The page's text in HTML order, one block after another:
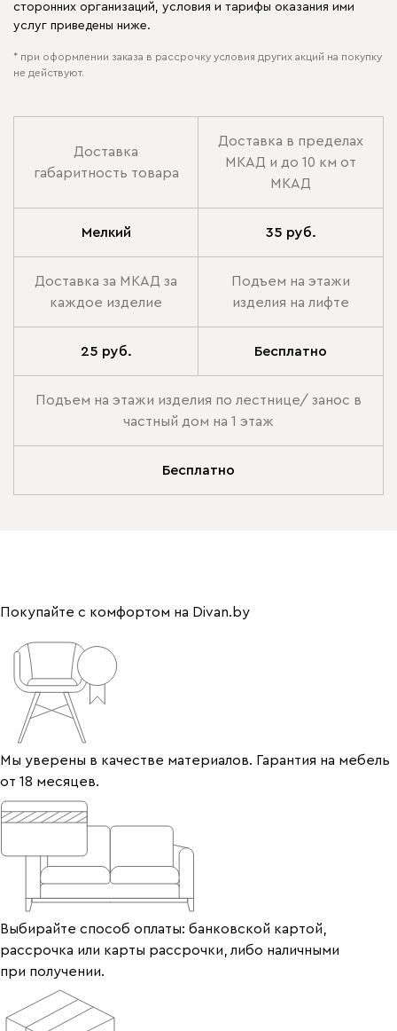
сторонних организаций, условия и тарифы оказания ими
услуг приведены ниже.
* при оформлении заказа в рассрочку условия других акций на покупку
не действуют.
Доставка
габаритность товара
Доставка в пределах
МКАД и до 10 км от
МКАД
Мелкий 35 руб.
Доставка за МКАД за
каждое изделие
Подъем на этажи
изделия на лифте
25 руб. Бесплатно
Подъем на этажи изделия по лестнице/ занос в
частный дом на 1 этаж
Бесплатно
Покупайте с комфортом на Divan.by
Мы уверены в качестве материалов. Гарантия на мебель
от 18 месяцев.
Выбирайте способ оплаты: банковской картой,
рассрочка или карты рассрочки, либо наличными
при получении.